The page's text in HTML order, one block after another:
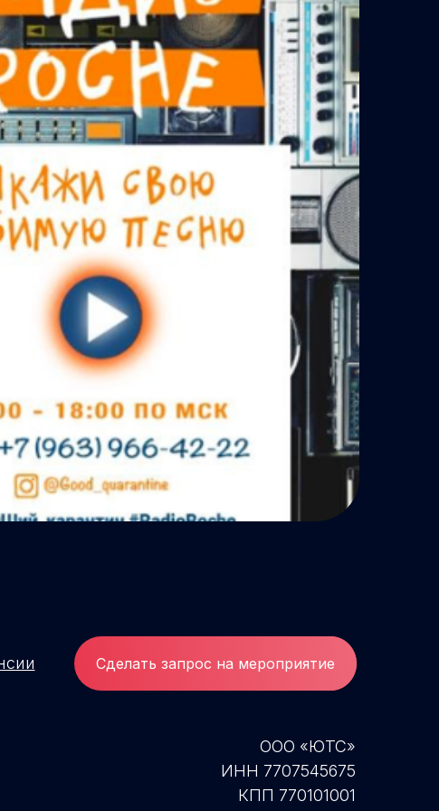
Сделать запрос на мероприятие
ООО «ЮТС»
ИНН 7707545675
КПП 770101001